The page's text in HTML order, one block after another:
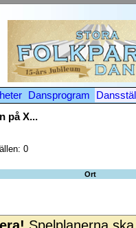
Dansprogram
på X...
0
Ort